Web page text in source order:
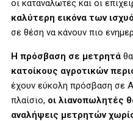
οι καταναλωτές και οι
καλύτερη εικόνα των
σε θέση να κάνουν πιο
Η πρόσβαση σε μετρητά
κατοίκους αγροτικών
έχουν εύκολη πρόσβαση σε
πλαίσιο, οι λιανοπωλητές
αναλήψεις μετρητών